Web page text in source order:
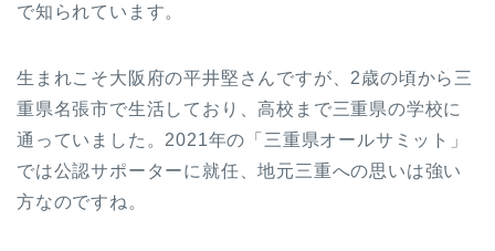
で知られています。
生まれこそ大阪府の平井堅さんですが、2歳の頃から三
重県名張市で生活しており、高校まで三重県の学校に
通っていました。2021年の「三重県オールサミット」
では公認サポーターに就任、地元三重への思いは強い
方なのですね。